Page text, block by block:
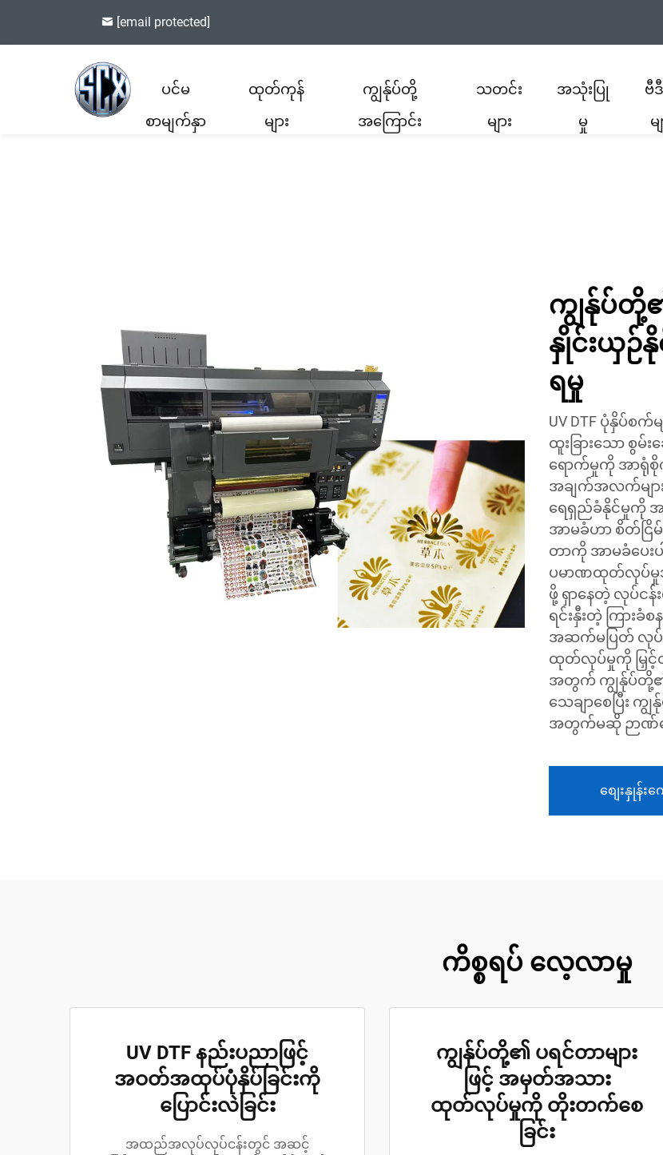
[email protected]
ပင်မ
စာမျက်နှာ
ထုတ်ကုန်
များ
ကျွန်ုပ်တို့
အကြောင်း
သတင်း
များ
အသုံးပြု
မှု
ဗီ
မ
ကျွန်ုပ်တို့၏
နှိုင်းယှဉ်
ရမှု
UV DTF ပုံနှိပ်စ
ထူးခြားသော စွမ်
ရောက်မှုကို အာရုံ
အချက်အလက်မျာ
ရေရှည်ခံနိုင်မှုကို အ
အာမခံဟာ စိတ်ငြိ
တာကို အာမခံပေး
ပမာဏထုတ်လုပ်မှုအ
ဖို့ ရှာနေတဲ့ လုပ်င
ရင်းနှီးတဲ့ ကြားခံ
အဆက်မပြတ် လုပ်ဆေ
ထုတ်လုပ်မှုကို မြှင့်တ
အတွက် ကျွန်ုပ်တို့
သေချာစေပြီး က
အတွက်မဆို ဉာဏ်က
စျေးနှုန်
ကိစ္စရပ် လေ့လာမှု
UV DTF နည်းပညာဖြင့်
အဝတ်အထုပ်ပုံနှိပ်ခြင်းကို
ပြောင်းလဲခြင်း
အထည်အလုပ်လုပ်ငန်းတွင် အဆင့်
ကျွန်ုပ်တို့၏ ပရင်တာများ
ဖြင့် အမှတ်အသား
ထုတ်လုပ်မှုကို တိုးတက်စေ
ခြင်း